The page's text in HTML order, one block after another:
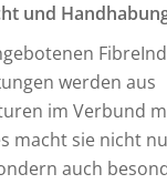
und
werden aus
im Verbund
macht sie nicht
auch